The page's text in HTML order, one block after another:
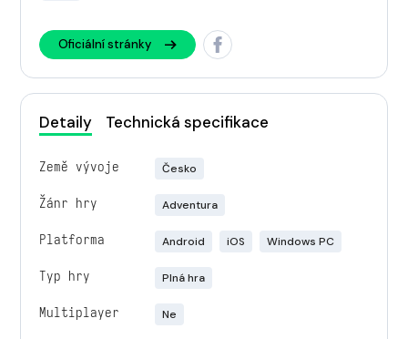
Oficiální stránky
Detaily Technická specifikace
Země vývoje Česko
Žánr hry Adventura
Platforma Android iOS Windows PC
Typ hry Plná hra
Multiplayer Ne